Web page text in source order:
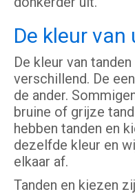
De kleur
De kleur van
verschillend. De
de ander.
bruine of grijze
hebben tanden en
dezelfde kleur en
elkaar af.
Tanden en kiezen